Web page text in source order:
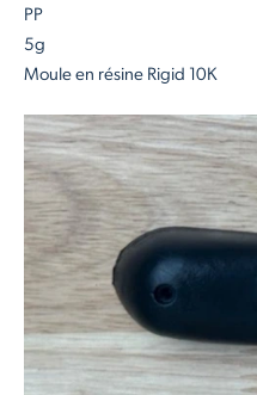
PP
5g
Moule en résine Rigid 10K